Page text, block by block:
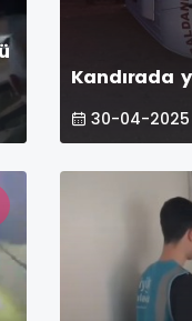
Kandırada
30-04-2025